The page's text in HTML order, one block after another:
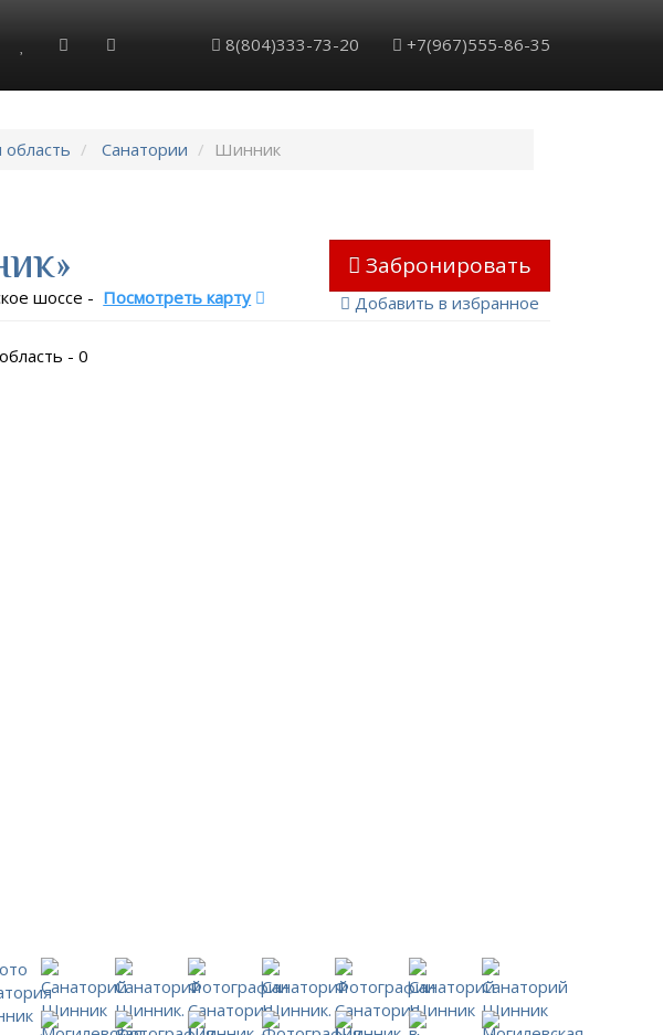
8(804)333-73-20 +7(967)555-86-35
область Санатории Шинник
Забронировать
Добавить в избранное
шоссе - Посмотреть карту